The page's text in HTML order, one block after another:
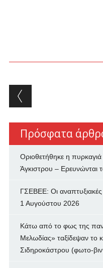
Post
Πρόσφατα
Οριοθετήθηκε η
Άγκιστρου – Ερευνώνται
ΓΣΕΒΕΕ: Οι αναπτυξιακές
1 Αυγούστου 2026
Κάτω από το φως της
Μελωδίας» ταξίδεψαν το
Σιδηροκάστρου (φωτο-